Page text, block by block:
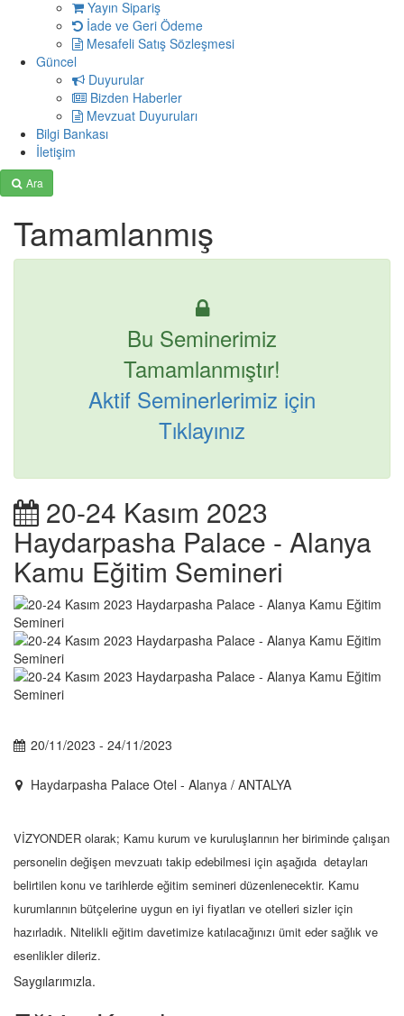
Yayın Sipariş
İade ve Geri Ödeme
Mesafeli Satış Sözleşmesi
Güncel
Duyurular
Bizden Haberler
Mevzuat Duyuruları
Bilgi Bankası
İletişim
Ara
Tamamlanmış
Bu Seminerimiz
Tamamlanmıştır!
Aktif Seminerlerimiz için
Tıklayınız
20-24 Kasım 2023
Haydarpasha Palace - Alanya
Kamu Eğitim Semineri
20/11/2023 - 24/11/2023
Haydarpasha Palace Otel - Alanya / ANTALYA
VİZYONDER olarak; Kamu kurum ve kuruluşlarının her biriminde çalışan
personelin değişen mevzuatı takip edebilmesi için aşağıda detayları
belirtilen konu ve tarihlerde eğitim semineri düzenlenecektir. Kamu
kurumlarının bütçelerine uygun en iyi fiyatları ve otelleri sizler için
hazırladık. Nitelikli eğitim davetimize katılacağınızı ümit eder sağlık ve
esenlikler dileriz.
Saygılarımızla.